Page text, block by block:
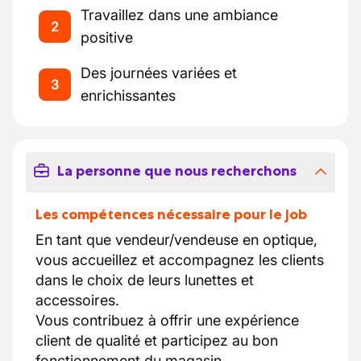
2
Travaillez dans une ambiance
positive
3
Des journées variées et
enrichissantes
La personne que nous recherchons
Les compétences nécessaire pour le job
En tant que vendeur/vendeuse en optique,
vous accueillez et accompagnez les clients
dans le choix de leurs lunettes et
accessoires.
Vous contribuez à offrir une expérience
client de qualité et participez au bon